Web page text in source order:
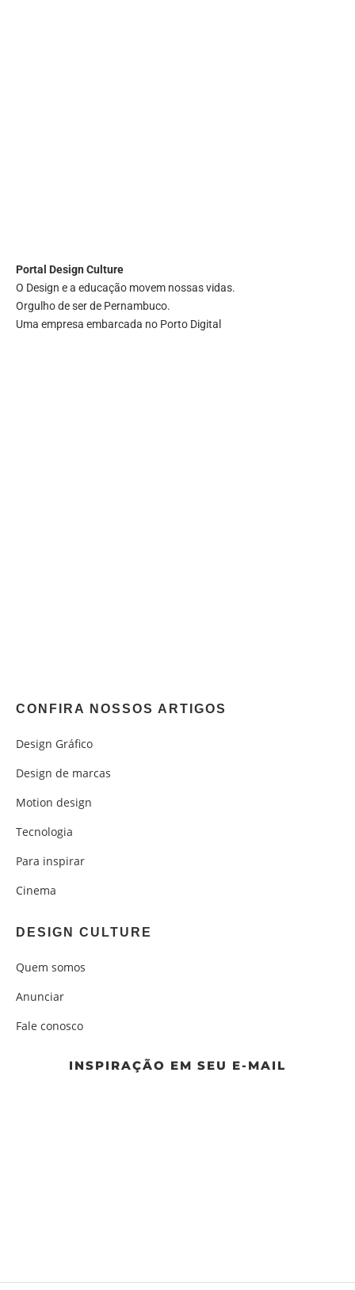
Portal Design Culture
O Design e a educação movem nossas vidas.
Orgulho de ser de Pernambuco.
Uma empresa embarcada no Porto Digital
CONFIRA NOSSOS ARTIGOS
Design Gráfico
Design de marcas
Motion design
Tecnologia
Para inspirar
Cinema
DESIGN CULTURE
Quem somos
Anunciar
Fale conosco
INSPIRAÇÃO EM SEU E-MAIL